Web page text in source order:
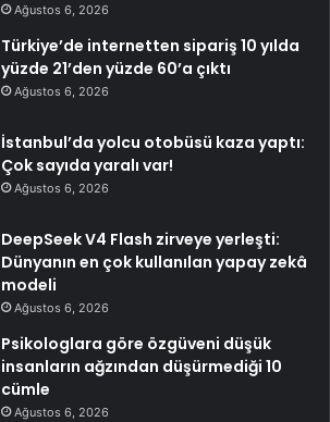
Ağustos 6, 2026
Türkiye’de internetten sipariş 10 yılda
yüzde 21’den yüzde 60’a çıktı
Ağustos 6, 2026
İstanbul’da yolcu otobüsü kaza yaptı:
Çok sayıda yaralı var!
Ağustos 6, 2026
DeepSeek V4 Flash zirveye yerleşti:
Dünyanın en çok kullanılan yapay zekâ
modeli
Ağustos 6, 2026
Psikologlara göre özgüveni düşük
insanların ağzından düşürmediği 10
cümle
Ağustos 6, 2026